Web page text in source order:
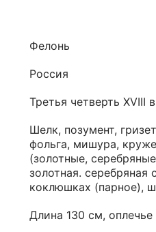
Фелонь
Россия
Третья четверть XVIII
Шелк, позумент,
фольга, мишура,
(золотные,
золотная. серебряная
коклюшках (парное),
Длина 130 см,